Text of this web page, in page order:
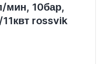
мин, 10бар,
rossvik